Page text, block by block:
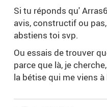
Si tu réponds qu'
avis, constructif ou
abstiens toi svp.
Ou essais de trouver
parce que là, je
la bétise qui me viens